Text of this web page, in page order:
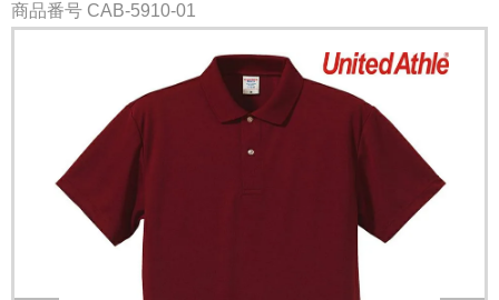
商品番号 CAB-5910-01